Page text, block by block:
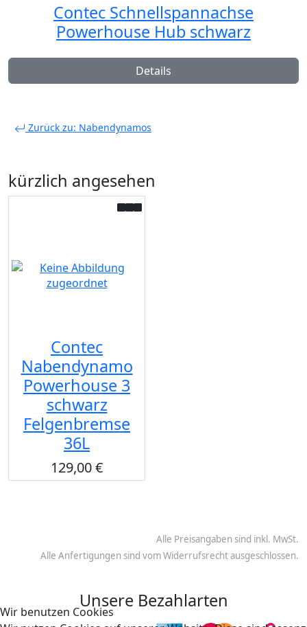
Contec Schnellspannachse
Powerhouse Hub schwarz
Details
Zurück zu: Nabendynamos
kürzlich angesehen
Contec
Nabendynamo
Powerhouse 3
schwarz
Felgenbremse
36L
129,00 €
Alle Preisangaben sind inkl. MwSt.
Alle Anfertigungen sind vom Widerrufsrecht ausgeschlossen.
Unsere Bezahlarten
Wir benutzen Cookies